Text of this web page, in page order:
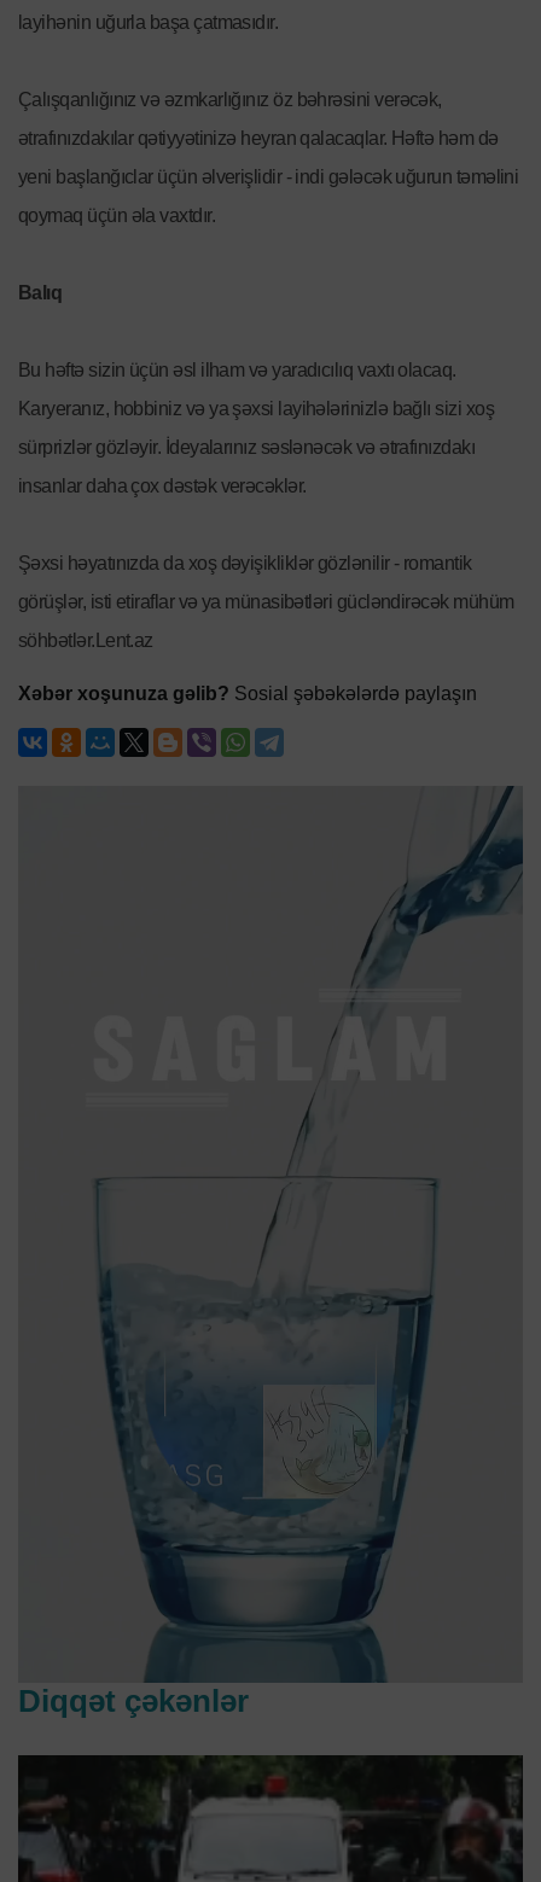
layihənin uğurla başa çatmasıdır.
Çalışqanlığınız və əzmkarlığınız öz bəhrəsini verəcək,
ətrafınızdakılar qətiyyətinizə heyran qalacaqlar. Həftə həm də
yeni başlanğıclar üçün əlverişlidir - indi gələcək uğurun təməlini
qoymaq üçün əla vaxtdır.
Balıq
Bu həftə sizin üçün əsl ilham və yaradıcılıq vaxtı olacaq.
Karyeranız, hobbiniz və ya şəxsi layihələrinizlə bağlı sizi xoş
sürprizlər gözləyir. İdeyalarınız səslənəcək və ətrafınızdakı
insanlar daha çox dəstək verəcəklər.
Şəxsi həyatınızda da xoş dəyişikliklər gözlənilir - romantik
görüşlər, isti etiraflar və ya münasibətləri gücləndirəcək mühüm
söhbətlər.Lent.az
Xəbər xoşunuza gəlib? Sosial şəbəkələrdə paylaşın
Diqqət çəkənlər